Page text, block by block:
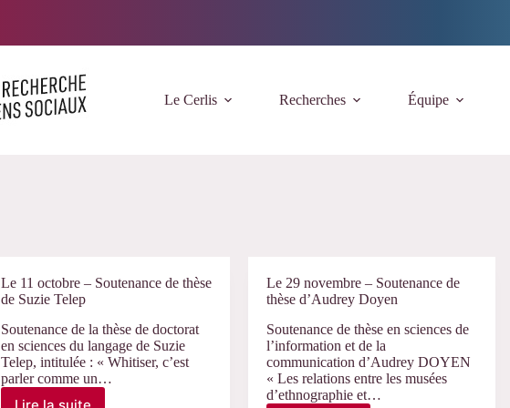
Le Cerlis Recherches Équipe
Le 11 octobre – Soutenance de thèse
de Suzie Telep
Soutenance de la thèse de doctorat
en sciences du langage de Suzie
Telep, intitulée : « Whitiser, c’est
parler comme un…
Le 29 novembre – Soutenance de
thèse d’Audrey Doyen
Soutenance de thèse en sciences de
l’information et de la
communication d’Audrey DOYEN
« Les relations entre les musées
d’ethnographie et…